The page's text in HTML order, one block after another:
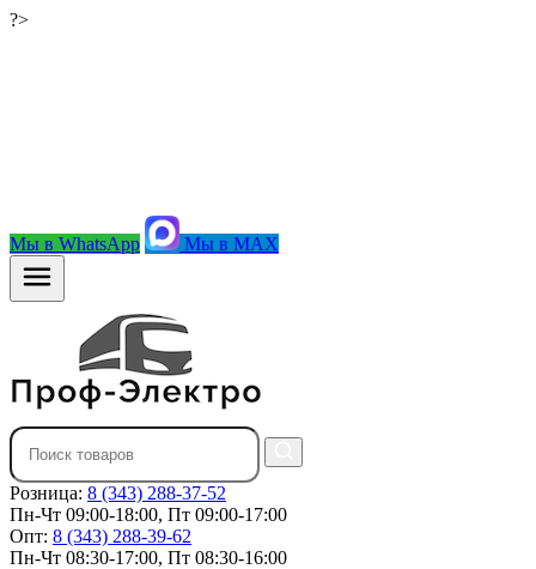
?>
Мы в WhatsApp Мы в MAX
Розница: 8 (343) 288-37-52
Пн-Чт 09:00-18:00, Пт 09:00-17:00
Опт: 8 (343) 288-39-62
Пн-Чт 08:30-17:00, Пт 08:30-16:00